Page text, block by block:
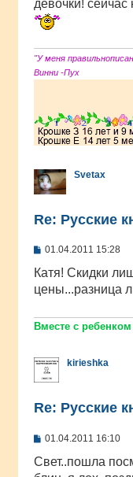
б
щ
н
и
девочки! сейчас
"У меня
Винни -Пух
Svetax
Re: Русские
С
о
щ
н
и
01.04.2011 15:28
Катя! Скидки
цены...разница
Вместе с
kirieshka
Re: Русские
С
о
01.04.2011 16:10
Свет..пошла